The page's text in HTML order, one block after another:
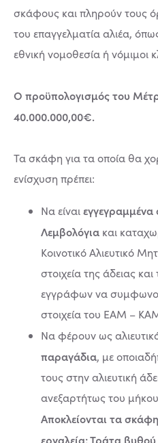
σκάφους και πληρούν τους
του επαγγελματία αλιέα,
εθνική νομοθεσία ή νόμιμοι
Ο προϋπολογισμός του
40.000.000,00€.
Τα σκάφη για τα οποία θα
ενίσχυση πρέπει:
Να είναιεγγεγραμμένα
Λεμβολόγια και
Κοινοτικό Αλιευτικό
στοιχεία της άδειας
εγγράφων να
στοιχεία του ΕΑΜ –
Να φέρουν ως
παραγάδια, με
τους στην αλιευτική
ανεξαρτήτως του
Αποκλείονται τα
εργαλεία: Τράτα